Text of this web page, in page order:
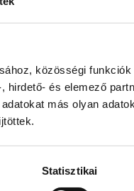
közösségi
és elemező
más olyan
Statisztikai